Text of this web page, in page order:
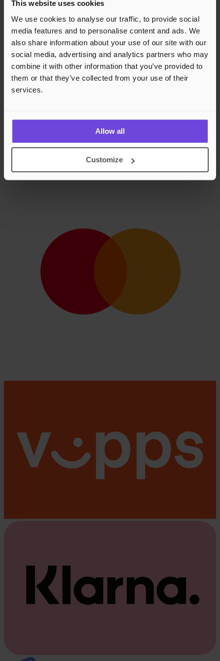
This website uses cookies
We use cookies to analyse our traffic, to provide social
media features and to personalise content and ads. We
also share information about your use of our site with our
social media, advertising and analytics partners who may
combine it with other information that you’ve provided to
them or that they’ve collected from your use of their
services.
Allow all
Customize
Rask og sikker betalingsbehandling